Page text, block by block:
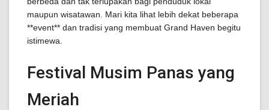
maupun wisatawan. Mari kita lihat lebih dekat beberapa
**event** dan tradisi yang membuat Grand Haven begitu
istimewa.
Festival Musim Panas yang
Meriah